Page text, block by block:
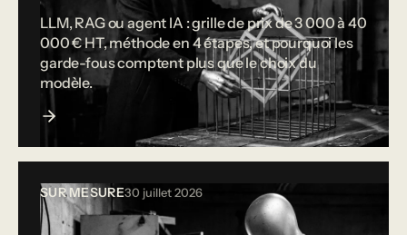
LLM, RAG ou agent IA : grille de prix de 3 000 à 40
000 € HT, méthode en 4 étapes, et pourquoi les
garde-fous comptent plus que le choix du
modèle.
SUR MESURE30 juillet 2026